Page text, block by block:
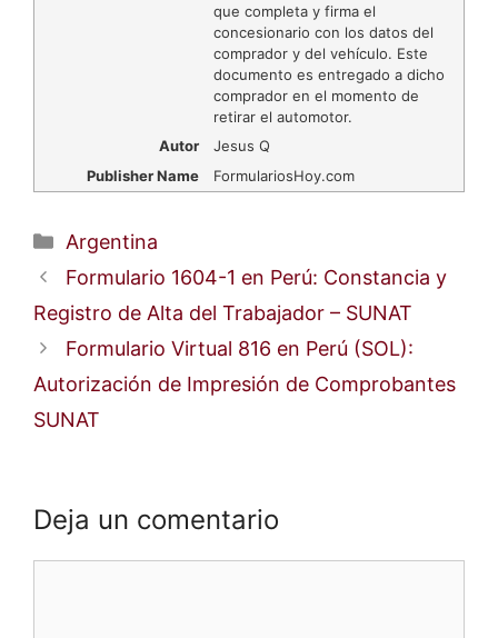
que completa y firma el
concesionario con los datos del
comprador y del vehículo. Este
documento es entregado a dicho
comprador en el momento de
retirar el automotor.
Autor
Jesus Q
Publisher Name
FormulariosHoy.com
Categorías
Argentina
Formulario 1604-1 en Perú: Constancia y
Registro de Alta del Trabajador – SUNAT
Formulario Virtual 816 en Perú (SOL):
Autorización de Impresión de Comprobantes
SUNAT
Deja un comentario